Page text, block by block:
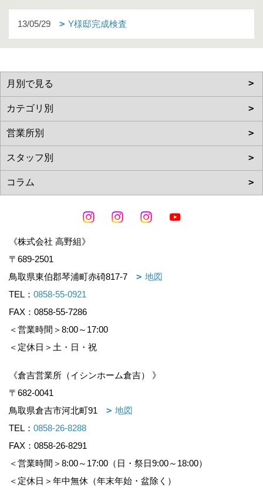
13/05/29 Y様邸完成検査
《株式会社 高野組》
〒689-2501
鳥取県東伯郡琴浦町赤碕817-7
地図
TEL： 0858-55-0921
FAX：0858-55-7286
＜営業時間＞8:00～17:00
＜定休日＞土・日・祝
《倉吉営業所（イシンホーム倉吉） 》
〒682-0041
鳥取県倉吉市河北町91
地図
TEL： 0858-26-8288
FAX：0858-26-8291
＜営業時間＞8:00～17:00（日・祭日9:00～18:00）
＜定休日＞年中無休（年末年始・盆除く）